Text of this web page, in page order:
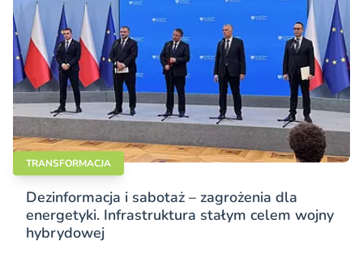
TRANSFORMACJA
Dezinformacja i sabotaż – zagrożenia dla
energetyki. Infrastruktura stałym celem wojny
hybrydowej